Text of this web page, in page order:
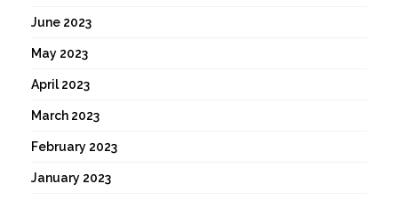
June 2023
May 2023
April 2023
March 2023
February 2023
January 2023